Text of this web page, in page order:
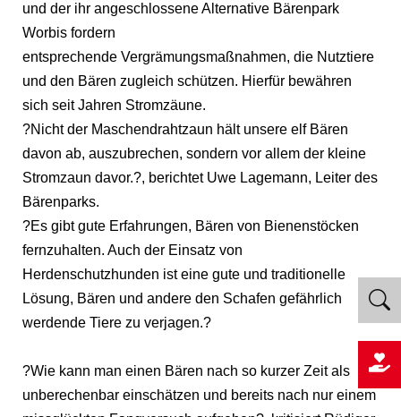
und der ihr angeschlossene Alternative Bärenpark
Worbis fordern
entsprechende Vergrämungsmaßnahmen, die Nutztiere
und den Bären zugleich schützen. Hierfür bewähren
sich seit Jahren Stromzäune.
?Nicht der Maschendrahtzaun hält unsere elf Bären
davon ab, auszubrechen, sondern vor allem der kleine
Stromzaun davor.?, berichtet Uwe Lagemann, Leiter des
Bärenparks.
?Es gibt gute Erfahrungen, Bären von Bienenstöcken
fernzuhalten. Auch der Einsatz von
Herdenschutzhunden ist eine gute und traditionelle
Lösung, Bären und andere den Schafen gefährlich
werdende Tiere zu verjagen.?
?Wie kann man einen Bären nach so kurzer Zeit als
unberechenbar einschätzen und bereits nach nur einem